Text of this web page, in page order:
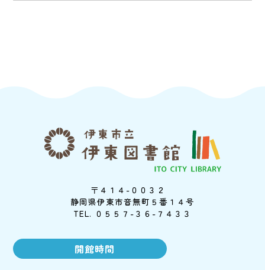
〒４１４-００３２
静岡県伊東市音無町５番１４号
TEL. ０５５７-３６-７４３３
開館時間